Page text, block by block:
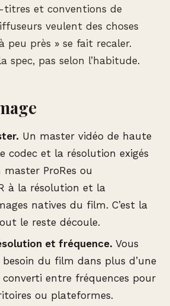
et conventions de
veulent des choses
peu près » se fait recaler.
spec, pas selon l’habitude.
Un master vidéo de haute
codec et la résolution exigés
ProRes ou
à la résolution et la
natives du film. C’est la
le reste découle.
et fréquence. Vous
du film dans plus d’une
entre fréquences pour
ou plateformes.